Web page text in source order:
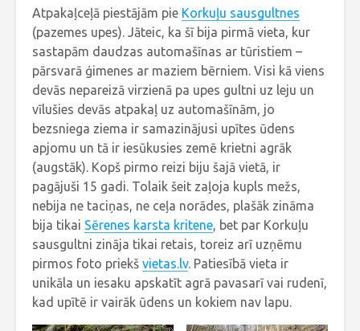
Atpakaļceļā piestājām pie Korkuļu sausgultnes
(pazemes upes). Jāteic, ka šī bija pirmā vieta, kur
sastapām daudzas automašīnas ar tūristiem –
pārsvarā ģimenes ar maziem bērniem. Visi kā viens
devās nepareizā virzienā pa upes gultni uz leju un
vīlušies devās atpakaļ uz automašīnām, jo
bezsniega ziema ir samazinājusi upītes ūdens
apjomu un tā ir iesūkusies zemē krietni agrāk
(augstāk). Kopš pirmo reizi biju šajā vietā, ir
pagājuši 15 gadi. Tolaik šeit zaļoja kupls mežs,
nebija ne taciņas, ne ceļa norādes, plašāk zināma
bija tikai Sērenes karsta kritene, bet par Korkuļu
sausgultni zināja tikai retais, toreiz arī uzņēmu
pirmos foto priekš vietas.lv. Patiesībā vieta ir
unikāla un iesaku apskatīt agrā pavasarī vai rudenī,
kad upītē ir vairāk ūdens un kokiem nav lapu.